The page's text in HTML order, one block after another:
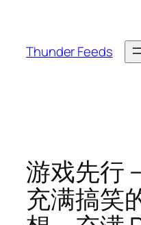
Thunder Feeds
游戏先行
充满搞笑